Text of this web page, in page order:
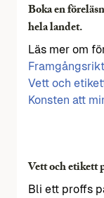
Boka en
hela landet.
Läs mer om
Vett och
Konsten att
Vett och etikett
Bli ett proffs